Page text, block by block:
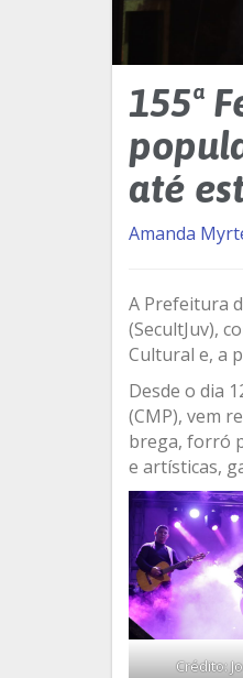
155ª
até
Amanda
A Prefeitura
(SecultJuv),
Cultural e, a
Desde o dia
(CMP), vem
brega, forró
e artísticas,
Crédito: